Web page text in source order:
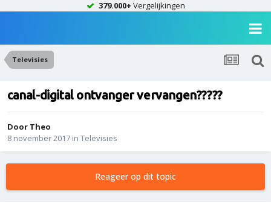
379.000+ Vergelijkingen
Televisies
canal-digital ontvanger vervangen?????
Door Theo
8 november 2017 in Televisies
Reageer op dit topic